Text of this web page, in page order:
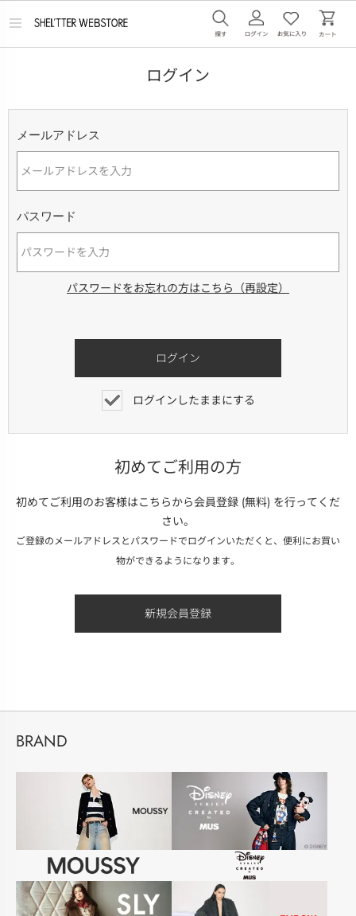
メ
ログイン
メールアドレス
パスワード
パスワードをお忘れの方はこちら（再設定）
ログインしたままにする
初めてご利用の方
初めてご利用のお客様はこちらから会員登録 (無料) を行ってくだ
さい。
ご登録のメールアドレスとパスワードでログインいただくと、便利にお買い
物ができるようになります。
BRAND